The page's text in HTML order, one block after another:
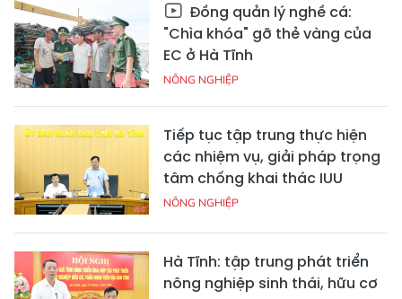
Đồng quản lý nghề cá:
"Chìa khóa" gỡ thẻ vàng của
EC ở Hà Tĩnh
NÔNG NGHIỆP
Tiếp tục tập trung thực hiện
các nhiệm vụ, giải pháp trọng
tâm chống khai thác IUU
NÔNG NGHIỆP
Hà Tĩnh: tập trung phát triển
nông nghiệp sinh thái, hữu cơ